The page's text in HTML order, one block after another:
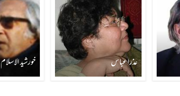
عذرا عباس خورشید الاسلام